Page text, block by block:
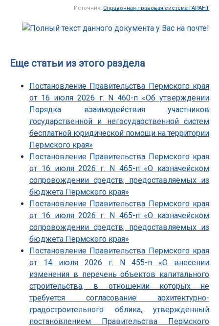
Источник: Справочная правовая система ГАРАНТ
Еще статьи из этого раздела
Постановление Правительства Пермского края
от 16 июля 2026 г. N 460-п «Об утверждении
Порядка взаимодействия участников
государственной и негосударственной систем
бесплатной юридической помощи на территории
Пермского края»
Постановление Правительства Пермского края
от 16 июля 2026 г. N 465-п «О казначейском
сопровождении средств, предоставляемых из
бюджета Пермского края»
Постановление Правительства Пермского края
от 16 июля 2026 г. N 465-п «О казначейском
сопровождении средств, предоставляемых из
бюджета Пермского края»
Постановление Правительства Пермского края
от 14 июля 2026 г. N 455-п «О внесении
изменения в перечень объектов капитального
строительства, в отношении которых не
требуется согласование архитектурно-
градостроительного облика, утвержденный
постановлением Правительства Пермского